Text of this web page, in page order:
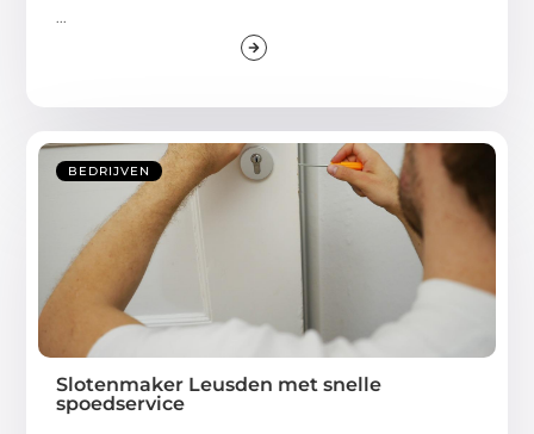
BEDRIJVEN
Slotenmaker Leusden met snelle
spoedservice